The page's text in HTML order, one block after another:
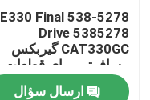
538-5278 E330 Final
Drive 5385278
CAT330GC گیربکس
مسافرتی برای قطعات
حفاری
ارسال سؤال